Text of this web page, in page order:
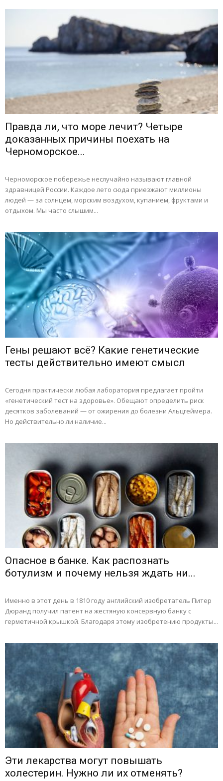
Правда ли, что море лечит? Четыре
доказанных причины поехать на
Черноморское...
Черноморское побережье неслучайно называют главной
здравницей России. Каждое лето сюда приезжают миллионы
людей — за солнцем, морским воздухом, купанием, фруктами и
отдыхом. Мы часто слышим...
Гены решают всё? Какие генетические
тесты действительно имеют смысл
Сегодня практически любая лаборатория предлагает пройти
«генетический тест на здоровье». Обещают определить риск
десятков заболеваний — от ожирения до болезни Альцгеймера.
Но действительно ли наличие...
Опасное в банке. Как распознать
ботулизм и почему нельзя ждать ни...
Именно в этот день в 1810 году английский изобретатель Питер
Дюранд получил патент на жестяную консервную банку с
герметичной крышкой. Благодаря этому изобретению продукты...
Эти лекарства могут повышать
холестерин. Нужно ли их отменять?